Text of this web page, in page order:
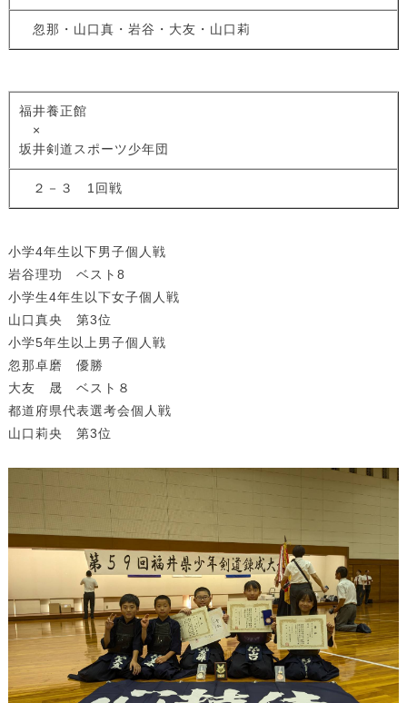
忽那・山口真・岩谷・大友・山口莉
福井養正館
×
坂井剣道スポーツ少年団
２－３ 1回戦
小学4年生以下男子個人戦
岩谷理功 ベスト8
小学生4年生以下女子個人戦
山口真央 第3位
小学5年生以上男子個人戦
忽那卓磨 優勝
大友 晟 ベスト８
都道府県代表選考会個人戦
山口莉央 第3位